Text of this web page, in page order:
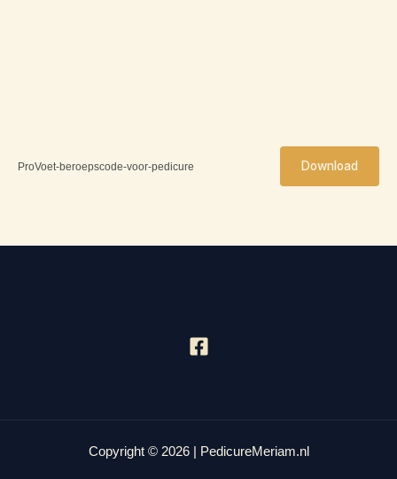
ProVoet-beroepscode-voor-pedicure Download
Copyright © 2026 | PedicureMeriam.nl